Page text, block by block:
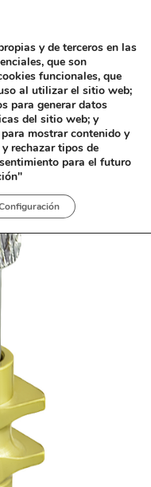
/Nobel®
y de terceros en las
que son
funcionales, que
al utilizar el sitio web;
para generar datos
del sitio web; y
mostrar contenido y
rechazar tipos de
para el futuro